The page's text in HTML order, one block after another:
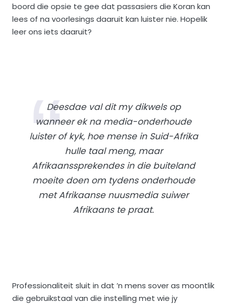
boord die opsie te gee dat passasiers die Koran kan
lees of na voorlesings daaruit kan luister nie. Hopelik
leer ons iets daaruit?
Deesdae val dit my dikwels op
wanneer ek na media-onderhoude
luister of kyk, hoe mense in Suid-Afrika
hulle taal meng, maar
Afrikaanssprekendes in die buiteland
moeite doen om tydens onderhoude
met Afrikaanse nuusmedia suiwer
Afrikaans te praat.
Professionaliteit sluit in dat ’n mens sover as moontlik
die gebruikstaal van die instelling met wie jy